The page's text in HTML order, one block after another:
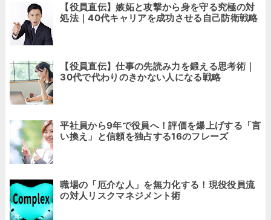
【役員直伝】嫉妬と攻撃から身を守る究極の対
処法｜40代キャリアを成功させる自己防衛戦略
【役員直伝】仕事の先読み力を鍛える思考術｜
30代で代わりのきかない人になる戦略
平社員から9年で役員へ！評価を爆上げする「言
い換え」と信頼を独占する16のフレーズ
職場の「厄介な人」を無力化する！現役役員流
の対人リスクマネジメント術